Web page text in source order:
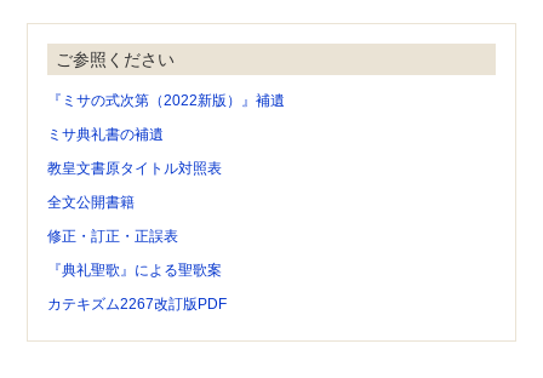
ご参照ください
『ミサの式次第（2022新版）』補遺
ミサ典礼書の補遺
教皇文書原タイトル対照表
全文公開書籍
修正・訂正・正誤表
『典礼聖歌』による聖歌案
カテキズム2267改訂版PDF